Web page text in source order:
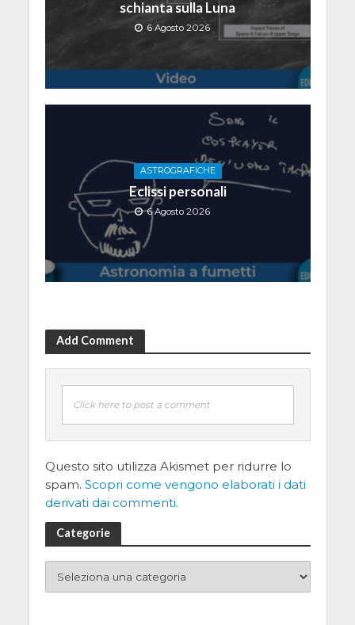
schianta sulla Luna
6 Agosto 2026
ASTROGRAFICHE
Eclissi personali
6 Agosto 2026
Add Comment
Click here to post a comment
Questo sito utilizza Akismet per ridurre lo
spam. Scopri come vengono elaborati i dati
derivati dai commenti.
Categorie